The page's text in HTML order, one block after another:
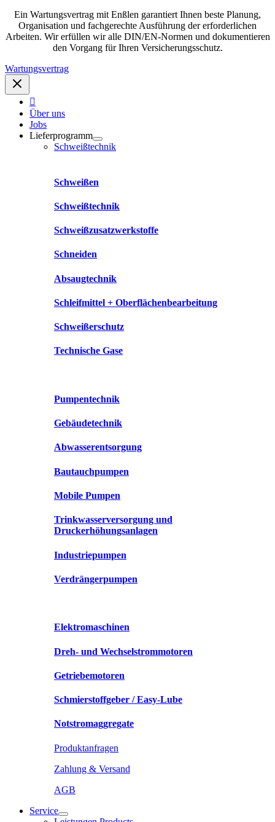
Ein Wartungsvertrag mit Enßlen garantiert Ihnen beste Planung,
Organisation und fachgerechte Ausführung der erforderlichen
Arbeiten. Wir erfüllen wir alle DIN/EN-Normen und dokumentieren
den Vorgang für Ihren Versicherungsschutz.
Wartungsvertrag
Über uns
Jobs
Lieferprogramm
Schweißtechnik
Schweißen
Schweißtechnik
Schweißzusatzwerkstoffe
Schneiden
Absaugtechnik
Schleifmittel + Oberflächenbearbeitung
Schweißerschutz
Technische Gase
Pumpentechnik
Gebäudetechnik
Abwasserentsorgung
Bautauchpumpen
Mobile Pumpen
Trinkwasserversorgung und
Druckerhöhungsanlagen
Industriepumpen
Verdrängerpumpen
Elektromaschinen
Dreh- und Wechselstrommotoren
Getriebemotoren
Schmierstoffgeber / Easy-Lube
Notstromaggregate
Produktanfragen
Zahlung & Versand
AGB
Service